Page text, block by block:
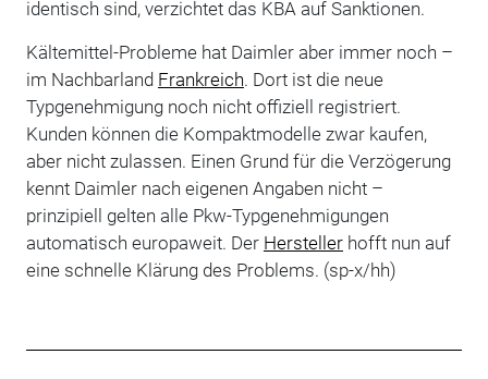
identisch sind, verzichtet das KBA auf Sanktionen.
Kältemittel-Probleme hat Daimler aber immer noch –
im Nachbarland Frankreich. Dort ist die neue
Typgenehmigung noch nicht offiziell registriert.
Kunden können die Kompaktmodelle zwar kaufen,
aber nicht zulassen. Einen Grund für die Verzögerung
kennt Daimler nach eigenen Angaben nicht –
prinzipiell gelten alle Pkw-Typgenehmigungen
automatisch europaweit. Der Herstellerhofft nun auf
eine schnelle Klärung des Problems. (sp-x/hh)